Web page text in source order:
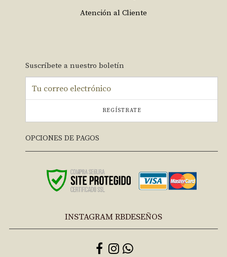
Atención al Cliente
Suscríbete a nuestro boletín
REGÍSTRATE
OPCIONES DE PAGOS
INSTAGRAM RBDESEÑOS